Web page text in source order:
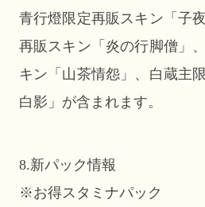
青行燈限定再販スキン「子
再販スキン「炎の行脚僧」
キン「山茶情怨」、白蔵主
白影」が含まれます。
8.新パック情報
※お得スタミナパック